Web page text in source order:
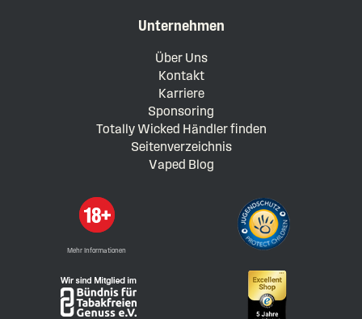
Unternehmen
Über Uns
Kontakt
Karriere
Sponsoring
Totally Wicked Händler finden
Seitenverzeichnis
Vaped Blog
Mehr Informationen